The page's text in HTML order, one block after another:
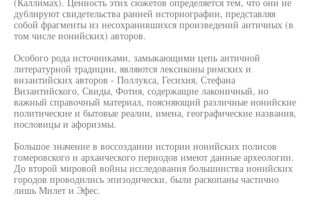
дублируют свидетельства ранней историографии, представляя
собой фрагменты из несохранившихся произведений античных (в
том числе ионийских) авторов.
Особого рода источниками, замыкающими цепь античной
литературной традиции, являются лексиконы римских и
византийских авторов - Поллукса, Гесихия, Стефана
Византийского, Свиды, Фотия, содержащие лаконичный, но
важный справочный материал, поясняющий различные ионийские
политические и бытовые реалии, имена, географические названия,
пословицы и афоризмы.
Большое значение в воссоздании истории ионийских полисов
гомеровского и архаического периодов имеют данные археологии.
До второй мировой войны исследования большинства ионийских
городов проводились эпизодически, были раскопаны частично
лишь Милет и Эфес.